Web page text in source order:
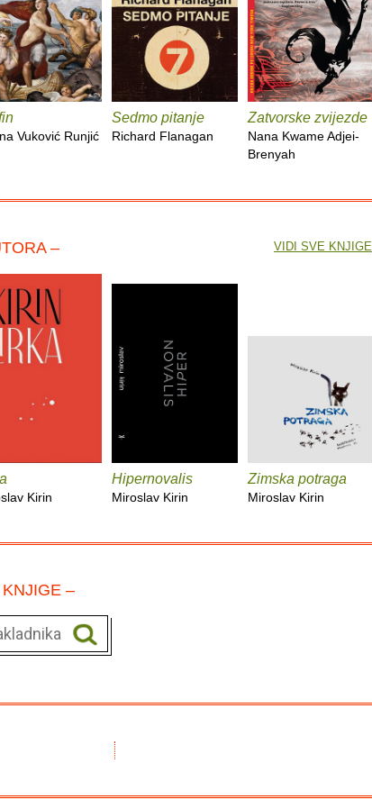
Vuković Runjić
Sedmo pitanje
Richard Flanagan
Zatvorske zvijezde
Nana Kwame Adjei-
Brenyah
–
Kirin
Hipernovalis
Miroslav Kirin
Zimska potraga
Miroslav Kirin
VIDI SVE KNJIGE
–